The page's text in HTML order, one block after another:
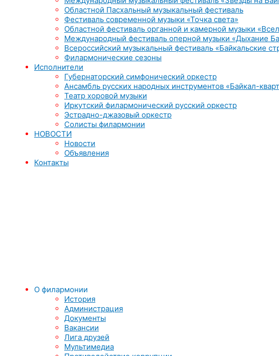
Областной Пасхальный музыкальный фестиваль
Фестиваль современной музыки «Точка света»
Областной фестиваль органной и камерной музыки
Международный фестиваль оперной музыки «Дыхание
Всероссийский музыкальный фестиваль «Байкальские
Филармонические сезоны
Исполнители
Губернаторский симфонический оркестр
Ансамбль русских народных инструментов «Байкал-
Театр хоровой музыки
Иркутский филармонический русский оркестр
Эстрадно-джазовый оркестр
Солисты филармонии
НОВОСТИ
Новости
Объявления
Контакты
О филармонии
История
Администрация
Документы
Вакансии
Лига друзей
Мультимедиа